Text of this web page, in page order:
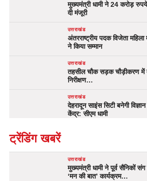
मुख्यमंत्री धामी ने 24 करोड़
दी मंजूरी
उत्तराखंड
अंतरराष्ट्रीय पदक विजेता महिला
ने किया सम्मान
उत्तराखंड
तहसील चौक सड़क चौड़ीकरण में
निरीक्षण…
उत्तराखंड
देहरादून साइंस सिटी बनेगी
केंद्र: सीएम धामी
ट्रेंडिंग खबरें
उत्तराखंड
मुख्यमंत्री धामी ने पूर्व सैनिकों संग
‘मन की बात’ कार्यक्रम…